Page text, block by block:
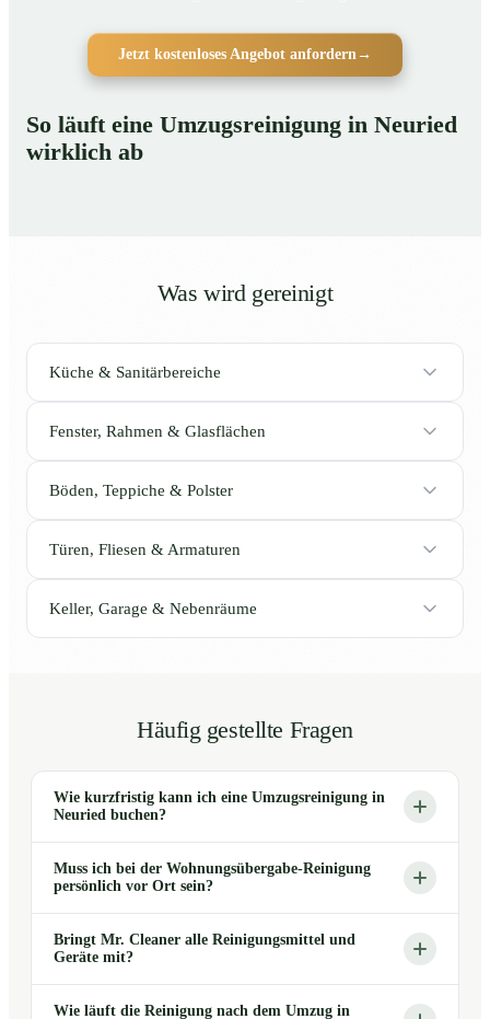
Jetzt kostenloses Angebot anfordern→
So läuft eine Umzugsreinigung in Neuried
wirklich ab
Was wird gereinigt
Küche & Sanitärbereiche
Fenster, Rahmen & Glasflächen
Böden, Teppiche & Polster
Türen, Fliesen & Armaturen
Keller, Garage & Nebenräume
Häufig gestellte Fragen
Wie kurzfristig kann ich eine Umzugsreinigung in
Neuried buchen?
Muss ich bei der Wohnungsübergabe-Reinigung
persönlich vor Ort sein?
Bringt Mr. Cleaner alle Reinigungsmittel und
Geräte mit?
Wie läuft die Reinigung nach dem Umzug in